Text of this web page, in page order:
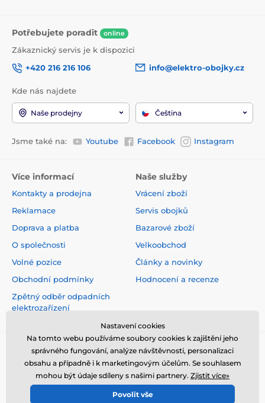
Potřebujete poradit online
Zákaznický servis je k dispozici
+420 216 216 106
info@elektro-obojky.cz
Kde nás najdete
Naše prodejny Čeština
Jsme také na: Youtube Facebook Instagram
Více informací
Kontakty a prodejna
Reklamace
Doprava a platba
O společnosti
Volné pozice
Obchodní podmínky
Zpětný odběr odpadních
elektrozařízení
Naše služby
Vrácení zboží
Servis obojků
Bazarové zboží
Velkoobchod
Články a novinky
Hodnocení a recenze
© 2026 www.elektro-obojky.cz ⦁ E-shop vytvořila
Nastavení cookies
Na tomto webu používáme soubory cookies k zajištění jeho
správného fungování, analýze návštěvnosti, personalizaci
obsahu a případně i k marketingovým účelům. Se souhlasem
mohou být údaje sdíleny s našimi partnery. Zjistit více»
Povolit vše